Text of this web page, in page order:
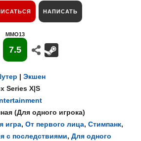
НАПИСАТЬ
MMO13
7.5
| Экшен
Series X|S
(Для одного игрока)
игра, От первого лица, Стимпанк,
с последствиями, Для одного